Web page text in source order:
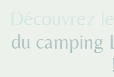
Découvrez
du camping